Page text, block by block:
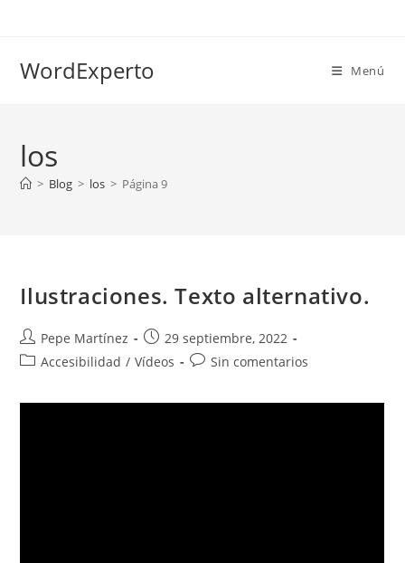
WordExperto Menú
los
> Blog > los > Página 9
Ilustraciones. Texto alternativo.
Autor
de
Pepe Martínez
Publicación
de
29 septiembre, 2022
Categoría
la
Accesibilidad / Vídeos
Comentarios
la
Sin comentarios